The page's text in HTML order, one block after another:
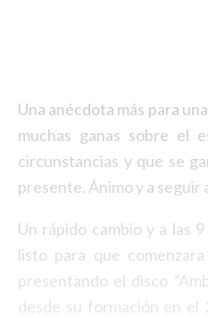
Una anécdota más para
muchas ganas sobre el
circunstancias y que se
presente. Ánimo y a seguir
Un rápido cambio y a las
listo para que
presentando el disco
desde su formación en el